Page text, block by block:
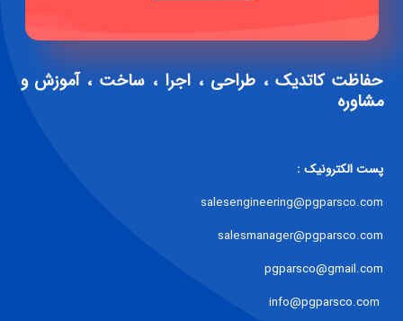
حفاظت کاتدیک ، طراحی ، اجرا ، ساخت ، آموزش و
مشاوره
پست الکترونیک :
salesengineering@pgparsco.com
salesmanager@pgparsco.com
pgparsco@gmail.com